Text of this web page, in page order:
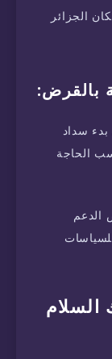
الجزائر
بالقرض:
سداد
الحاجة
الدعم